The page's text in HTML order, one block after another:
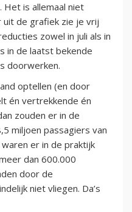
Het is allemaal niet
uit de grafiek zie je vrij
zowel in juli als in
in de laatst bekende
doorwerken.
optellen (en door
én vertrekkende én
zouden er in de
miljoen passagiers van
er in de praktijk
dan 600.000
door de
niet vliegen. Da’s